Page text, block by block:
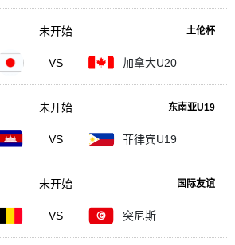
土伦杯
VS 加拿大U20
未开始
东南亚U19
VS 菲律宾U19
未开始
国际友谊
VS 突尼斯
未开始